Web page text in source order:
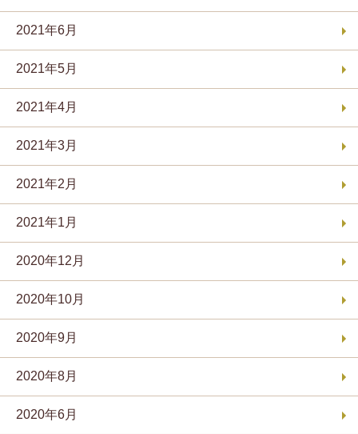
2021年6月
2021年5月
2021年4月
2021年3月
2021年2月
2021年1月
2020年12月
2020年10月
2020年9月
2020年8月
2020年6月